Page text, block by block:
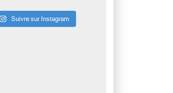
Suivre sur Instagram